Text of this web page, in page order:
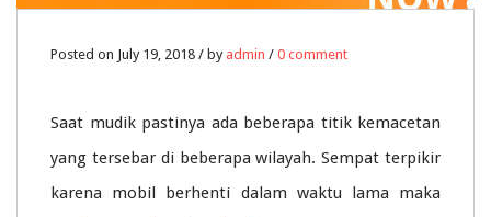
Posted on July 19, 2018 / by admin / 0 comment
Saat mudik pastinya ada beberapa titik kemacetan
yang tersebar di beberapa wilayah. Sempat terpikir
karena mobil berhenti dalam waktu lama maka